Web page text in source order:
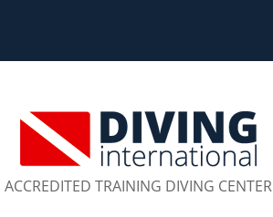
ACCREDITED TRAINING DIVING CENTER